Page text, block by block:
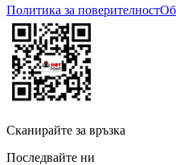
Политика за поверителност
Сканирайте за връзка
Последвайте ни